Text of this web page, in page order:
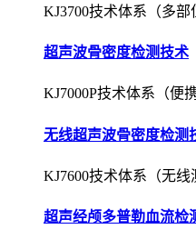
KJ3700技术体系（多部
超声波骨密度检测技术
KJ7000P技术体系（便
无线超声波骨密度检测
KJ7600技术体系（无线
超声经颅多普勒血流检